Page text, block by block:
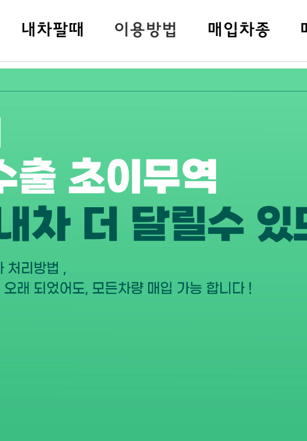
내차팔때 이용방법 매입차종